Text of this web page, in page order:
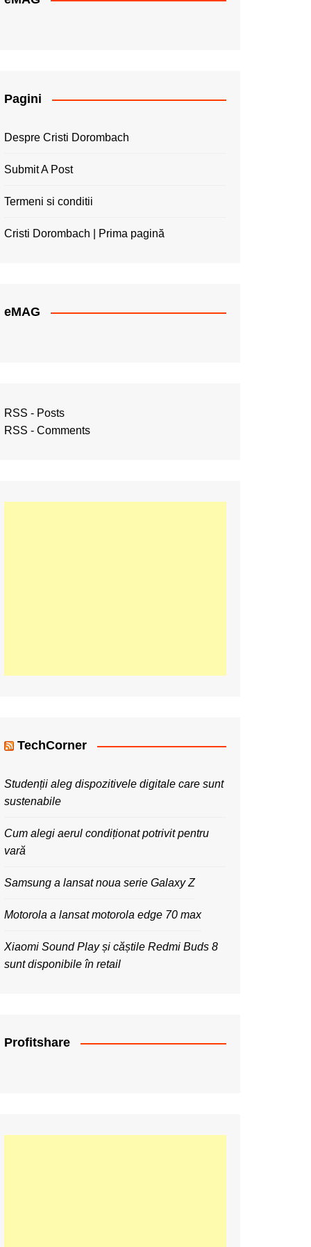
Pagini
Despre Cristi Dorombach
Submit A Post
Termeni si conditii
Cristi Dorombach | Prima pagină
eMAG
RSS - Posts
RSS - Comments
TechCorner
Studenții aleg dispozitivele digitale care sunt
sustenabile
Cum alegi aerul condiționat potrivit pentru
vară
Samsung a lansat noua serie Galaxy Z
Motorola a lansat motorola edge 70 max
Xiaomi Sound Play și căștile Redmi Buds 8
sunt disponibile în retail
Profitshare